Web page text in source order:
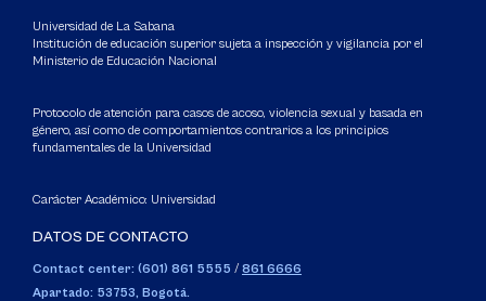
Universidad de La Sabana
Institución de educación superior sujeta a inspección y vigilancia por el
Ministerio de Educación Nacional
Protocolo de atención para casos de acoso, violencia sexual y basada en
género, así como de comportamientos contrarios a los principios
fundamentales de la Universidad
Carácter Académico: Universidad
DATOS DE CONTACTO
Contact center: (601) 861 5555 / 861 6666
Apartado: 53753, Bogotá.